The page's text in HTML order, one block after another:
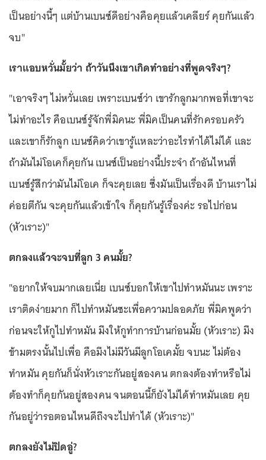
เป็นอย่างนี้ๆ แต่บ้านเบนซ์ดีอย่างคือคุยแล้วเคลียร์ คุยกันแล้ว
จบ"
เราแอบหวั่นมั้ยว่า ถ้าวันนึงเขาเกิดทำอย่างที่พูดจริงๆ?
"เอาจริงๆ ไม่หวั่นเลย เพราะเบนซ์ว่า เขารักลูกมากพอที่เขาจะ
ไม่ทำอะไร คือเบนซ์รู้จักพี่มิคนะ พี่มิคเป็นคนที่รักครอบครัว
และเขาก็รักลูก เบนซ์คิดว่าเขารู้แหละว่าอะไรทำได้ไม่ได้ และ
ถ้ามันไม่โอเคก็คุยกัน เบนซ์เป็นอย่างนี้ประจำ ถ้าอันไหนที่
เบนซ์รู้สึกว่ามันไม่โอเค ก็จะคุยเลย ซึ่งมันเป็นเรื่องดี บ้านเราไม่
ค่อยตีกัน จะคุยกันแล้วเข้าใจ ก็คุยกันรู้เรื่องค่ะ รอไปก่อน
(หัวเราะ)"
ตกลงแล้วจะจบที่ลูก 3 คนมั้ย?
"อยากให้จบมากเลยเนี่ย เบนซ์บอกให้เขาไปทำหมันนะ เพราะ
เราติดง่ายมาก ก็ไปทำหมันซะเพื่อความปลอดภัย พี่มิคพูดว่า
ก่อนจะให้กูไปทำหมัน มึงให้กูทำการบ้านก่อนมั้ย (หัวเราะ) มึง
ข้ามตรงนั้นไปเพื่อ คือมึงไม่มีวันมีลูกโอเคมั้ย จบนะ ไม่ต้อง
ทำหมัน คุยกันก็นั่งหัวเราะกันอยู่สองคน ตกลงต้องทำหรือไม่
ต้องทำก็คุยกันอยู่สองคน จนตอนนี้ก็ยังไม่ได้ทำหมันเลย คุย
กันอยู่ว่ารอตอนไหนดีถึงจะไปทำได้ (หัวเราะ)"
ตกลงยังไม่ปิดอู่?